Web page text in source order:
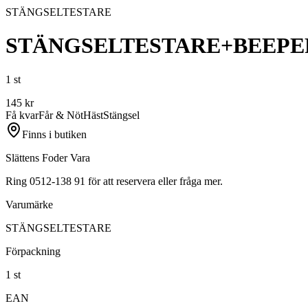
STÄNGSELTESTARE
1 st
145 kr
Få kvarFår & NötHästStängsel
Finns i butiken
Slättens Foder Vara
Ring 0512-138 91 för att reservera eller fråga mer.
Varumärke
STÄNGSELTESTARE
Förpackning
1 st
EAN